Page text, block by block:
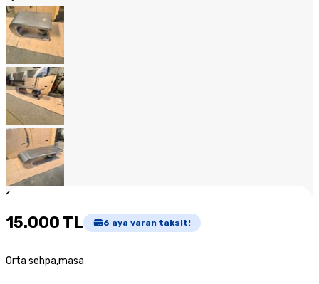
1
15.000 TL 6 aya varan taksit!
Orta sehpa,masa